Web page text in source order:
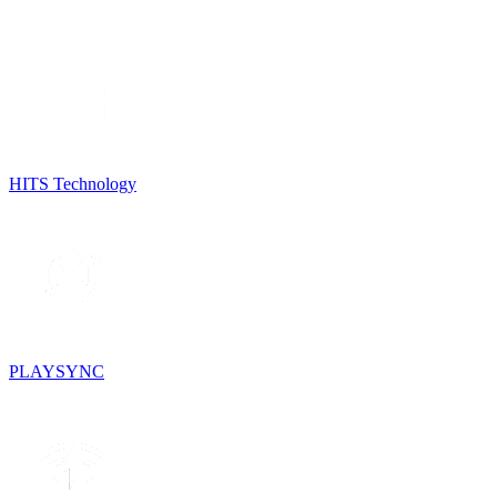
HITS Technology
PLAYSYNC